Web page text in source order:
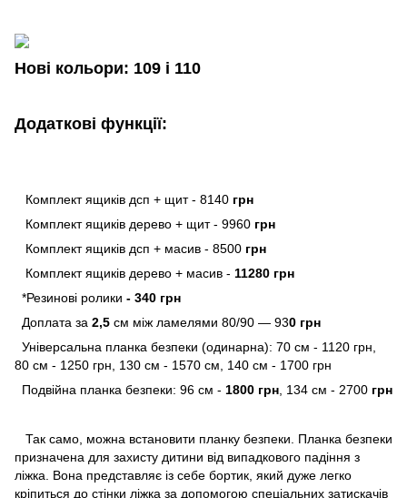
Нові кольори: 109 і 110
Додаткові функції:
Комплект ящиків дсп + щит - 8140 грн
Комплект ящиків дерево + щит - 9960 грн
Комплект ящиків дсп + масив - 8500 грн
Комплект ящиків дерево + масив - 11280 грн
*Резинові ролики - 340 грн
Доплата за 2,5 см між ламелями 80/90 — 930 грн
Універсальна планка безпеки (одинарна): 70 см - 1120 грн,
80 см - 1250 грн, 130 см - 1570 см, 140 см - 1700 грн
Подвійна планка безпеки: 96 см - 1800 грн, 134 см - 2700 грн
Так само, можна встановити планку безпеки. Планка безпеки
призначена для захисту дитини від випадкового падіння з
ліжка. Вона представляє із себе бортик, який дуже легко
кріпиться до стінки ліжка за допомогою спеціальних затискачів